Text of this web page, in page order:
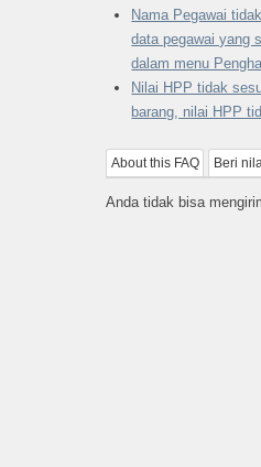
Nama Pegawai
data pegawai yang
dalam menu
Nilai HPP tidak
barang, nilai HPP
About this FAQ Beri
Anda tidak bisa